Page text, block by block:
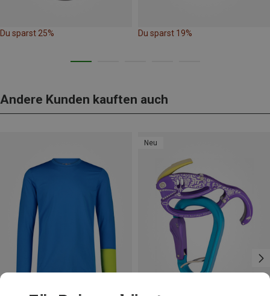
Du sparst 25% Du sparst 19%
Andere Kunden kauften auch
Neu